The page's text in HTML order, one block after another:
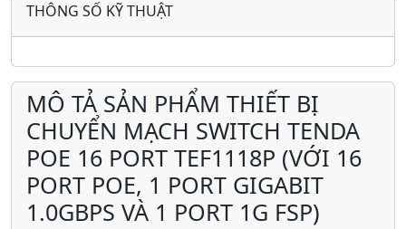
THÔNG SỐ KỸ THUẬT
MÔ TẢ SẢN PHẨM THIẾT BỊ
CHUYỂN MẠCH SWITCH TENDA
POE 16 PORT TEF1118P (VỚI 16
PORT POE, 1 PORT GIGABIT
1.0GBPS VÀ 1 PORT 1G FSP)